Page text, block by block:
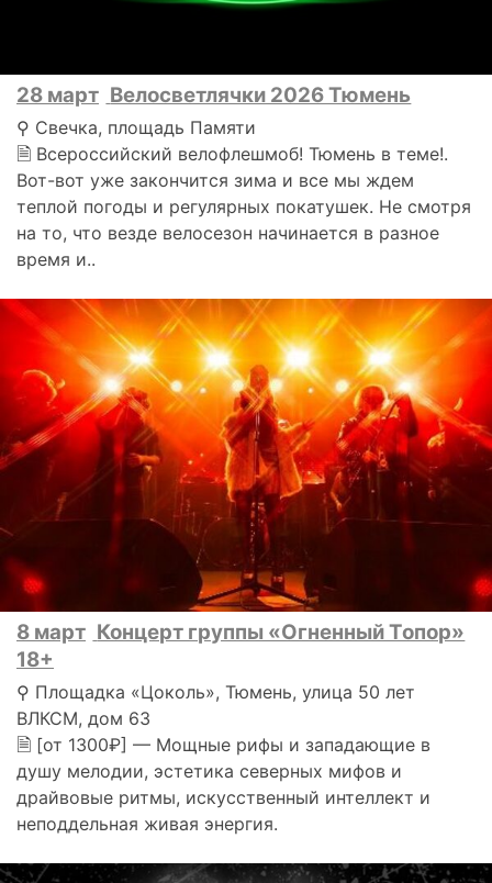
28 март Велосветлячки 2026 Тюмень
⚲ Свечка, площадь Памяти
🗎 Всероссийский велофлешмоб! Тюмень в теме!.
Вот-вот уже закончится зима и все мы ждем
теплой погоды и регулярных покатушек. Не смотря
на то, что везде велосезон начинается в разное
время и..
8 март Концерт группы «Огненный Топор»
18+
⚲ Площадка «Цоколь», Тюмень, улица 50 лет
ВЛКСМ, дом 63
🗎 [от 1300₽] — Мощные рифы и западающие в
душу мелодии, эстетика северных мифов и
драйвовые ритмы, искусственный интеллект и
неподдельная живая энергия.